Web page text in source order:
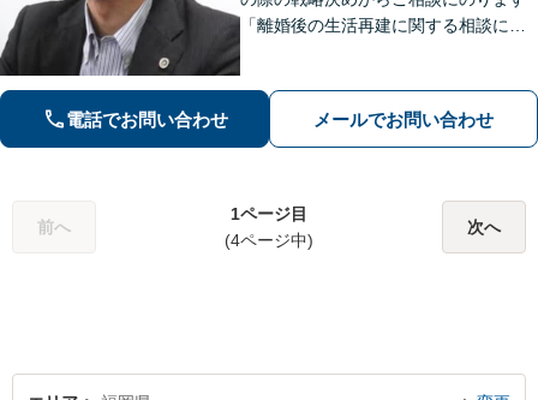
「離婚後の生活再建に関する相談に対
や立ち退き・明け渡しなどの賃貸トラ
ブル」【顧問契約可】
電話でお問い合わせ メールでお問い合わせ
前へ
1ページ目
(4ページ中)
次へ